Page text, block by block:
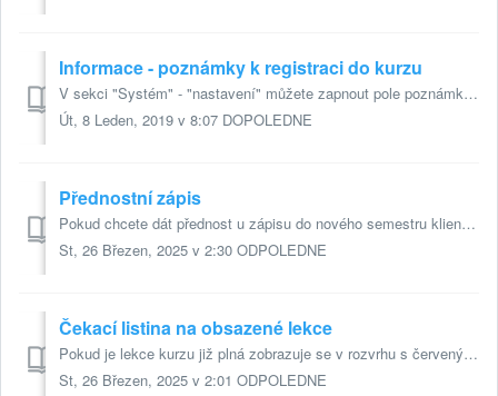
Informace - poznámky k registraci do kurzu
V sekci "Systém" - "nastavení" můžete zapnout pole poznámka. Tuto poznámku pak vidí a mohou vyplnit klienti při registraci do kurzu. Vám...
Út, 8 Leden, 2019 v 8:07 DOPOLEDNE
Přednostní zápis
Pokud chcete dát přednost u zápisu do nového semestru klientům, kteří u Vás navštěvovali kurzy v předchozím semestru, můžete pro ně připravit přednostní záp...
St, 26 Březen, 2025 v 2:30 ODPOLEDNE
Čekací listina na obsazené lekce
Pokud je lekce kurzu již plná zobrazuje se v rozvrhu s červeným sloupkem vlevo. Do takto plné lekce je možné se přihlásit na čekací listinu. Po zaškrt...
St, 26 Březen, 2025 v 2:01 ODPOLEDNE